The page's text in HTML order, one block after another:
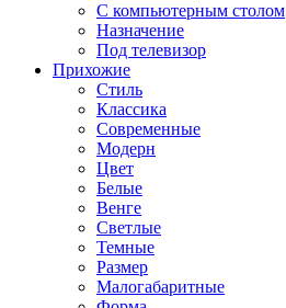
С компьютерным столом
Назначение
Под телевизор
Прихожие
Стиль
Классика
Современные
Модерн
Цвет
Белые
Венге
Светлые
Темные
Размер
Малогабаритные